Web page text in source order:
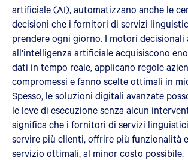
artificiale (AI), automatizzano anche le
decisioni che i fornitori di servizi
prendere ogni giorno. I motori
all'intelligenza artificiale acquisiscono
dati in tempo reale, applicano regole
compromessi e fanno scelte ottimali in
Spesso, le soluzioni digitali avanzate
le leve di esecuzione senza alcun
significa che i fornitori di servizi
servire più clienti, offrire più funzionalità
servizio ottimali, al minor costo possibile.